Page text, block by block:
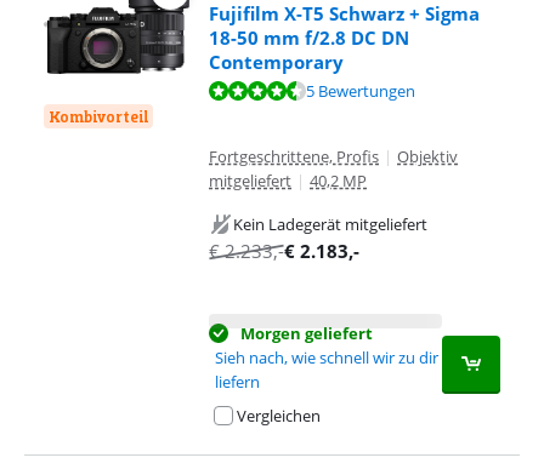
Kombivorteil
Fujifilm X-T5 Schwarz + Sigma
18-50 mm f/2.8 DC DN
Contemporary
Bewertet mit 8,7 von 10, basierend auf 5 Bewertungen.
5 Bewertungen
Fortgeschrittene, Profis | Objektiv
mitgeliefert | 40,2 MP
Kein Ladegerät mitgeliefert
€2.233,-€ 2.183,-
Morgen geliefert
Sieh nach, wie schnell wir zu dir
liefern
Vergleichen